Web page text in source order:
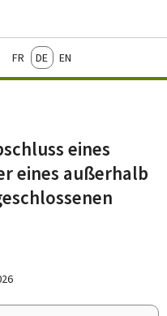
FrançaisDeutschEnglish
eines
eines außerhalb